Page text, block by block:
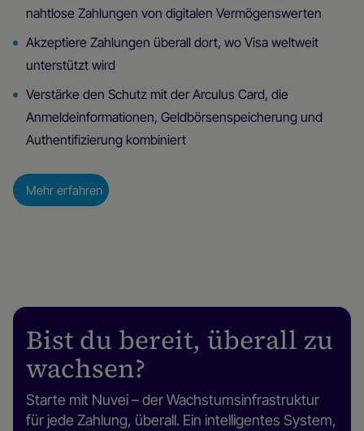
nahtlose Zahlungen von digitalen Vermögenswerten
Akzeptiere Zahlungen überall dort, wo Visa weltweit
unterstützt wird
Verstärke den Schutz mit der Arculus Card, die
Anmeldeinformationen, Geldbörsenspeicherung und
Authentifizierung kombiniert
Mehr erfahren
Bist du bereit, überall zu
wachsen?
Starte mit Nuvei – der Wachstumsinfrastruktur
für jede Zahlung, überall. Ein intelligentes System,